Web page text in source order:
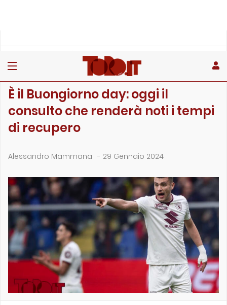
È il Buongiorno day: oggi il
consulto che renderà noti i tempi
di recupero
Alessandro Mammana - 29 Gennaio 2024